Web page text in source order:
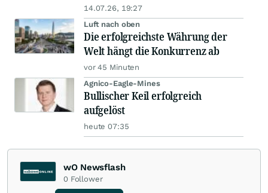
14.07.26, 19:27
Luft nach oben
Die erfolgreichste Währung der
Welt hängt die Konkurrenz ab
vor 45 Minuten
Agnico-Eagle-Mines
Bullischer Keil erfolgreich
aufgelöst
heute 07:35
wO Newsflash
0 Follower